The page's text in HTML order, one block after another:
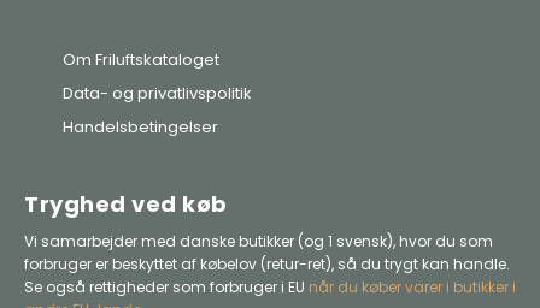
Om Friluftskataloget
Data- og privatlivspolitik
Handelsbetingelser
Tryghed ved køb
Vi samarbejder med danske butikker (og 1 svensk), hvor du som
forbruger er beskyttet af købelov (retur-ret), så du trygt kan handle.
Se også rettigheder som forbruger i EU når du køber varer i butikker i